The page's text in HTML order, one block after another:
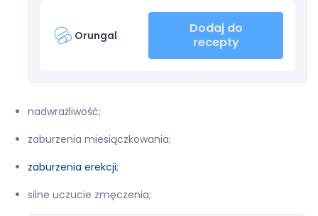
Orungal
Dodaj do
recepty
nadwrażliwość;
zaburzenia miesiączkowania;
zaburzenia erekcji;
silne uczucie zmęczenia;